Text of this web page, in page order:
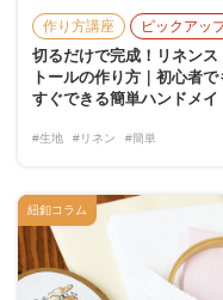
作り方講座 ピックアッ
切るだけで完成！リネンス
トールの作り方｜初心者で
すぐできる簡単ハンドメイ
#生地 #リネン #簡単
紐釦コラム